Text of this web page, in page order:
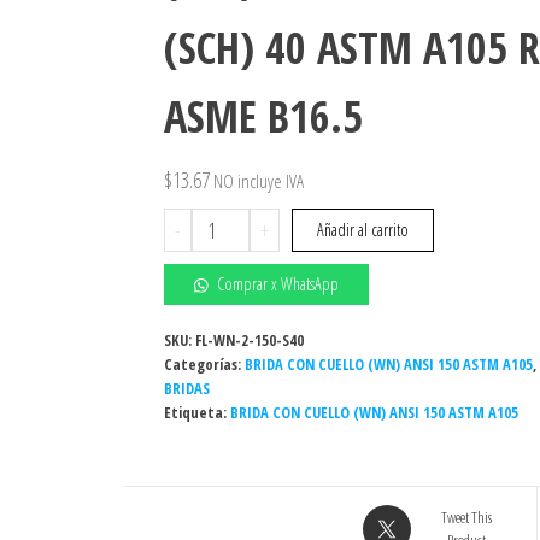
(SCH) 40 ASTM A105
ASME B16.5
$13.67 NO incluye IVA
-
-
BRIDA
CON
CUELLO
(WN)
ANSI
150
+ Añadir al carrito
Comprar x WhatsApp
SKU: FL-WN-2-150-S40
Categorías: BRIDA CON CUELLO (WN) ANSI 150 ASTM A105,
BRIDAS
Etiqueta: BRIDA CON CUELLO (WN) ANSI 150 ASTM A105
Tweet This